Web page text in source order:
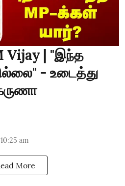
Vijay | "இந்த
- உடைத்து
am
More